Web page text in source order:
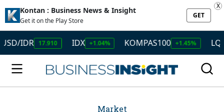
Kontan : Business News & Insight
Get it on the Play Store
GET
X
17.910 IDX +1.04% KOMPAS100 +1.45% LQ45
Market